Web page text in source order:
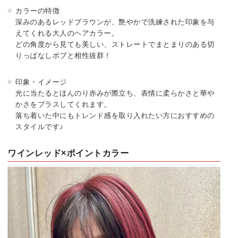
カラーの特徴
深みのあるレッドブラウンが、艶やかで洗練された印象を与
えてくれる大人のヘアカラー。
どの角度から見ても美しい、ストレートでまとまりのある切
りっぱなしボブと相性抜群！
印象・イメージ
光に当たるとほんのり赤みが際立ち、表情に柔らかさと華や
かさをプラスしてくれます。
落ち着いた中にもトレンド感を取り入れたい方におすすめの
スタイルです♪
ワインレッド×ポイントカラー